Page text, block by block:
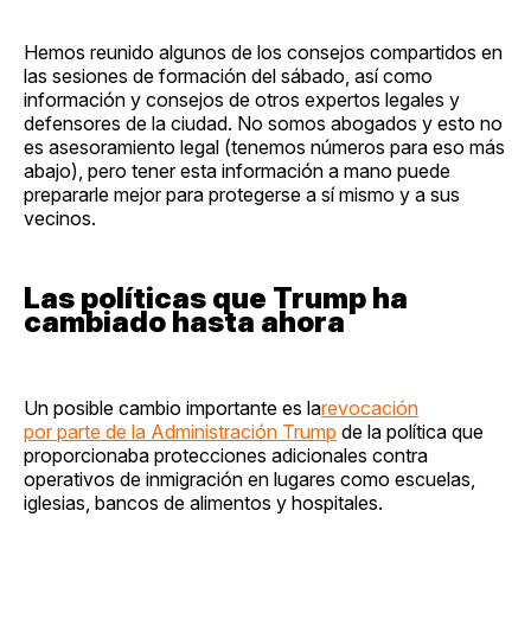
Hemos reunido algunos de los consejos compartidos en
las sesiones de formación del sábado, así como
información y consejos de otros expertos legales y
defensores de la ciudad. No somos abogados y esto no
es asesoramiento legal (tenemos números para eso más
abajo), pero tener esta información a mano puede
prepararle mejor para protegerse a sí mismo y a sus
vecinos.
Las políticas que Trump ha
cambiado hasta ahora
Un posible cambio importante es larevocación
por parte de la Administración Trump de la política que
proporcionaba protecciones adicionales contra
operativos de inmigración en lugares como escuelas,
iglesias, bancos de alimentos y hospitales.